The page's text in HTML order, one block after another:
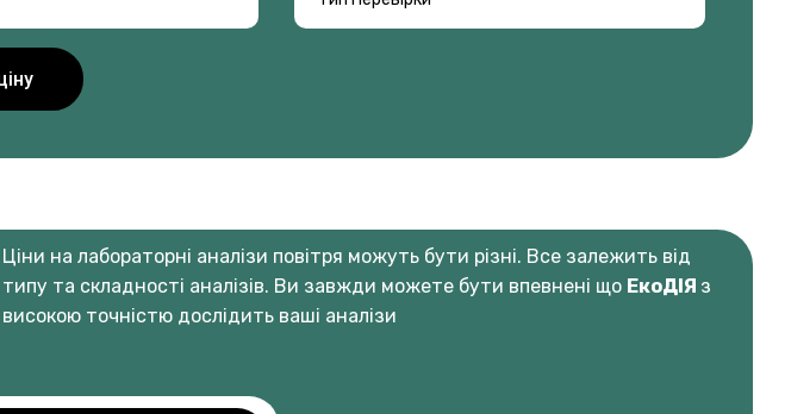
Ціни на лабораторні аналізи повітря можуть бути різні. Все залежить від
типу та складності аналізів. Ви завжди можете бути впевнені що ЕкоДІЯ з
високою точністю дослідить ваші аналізи